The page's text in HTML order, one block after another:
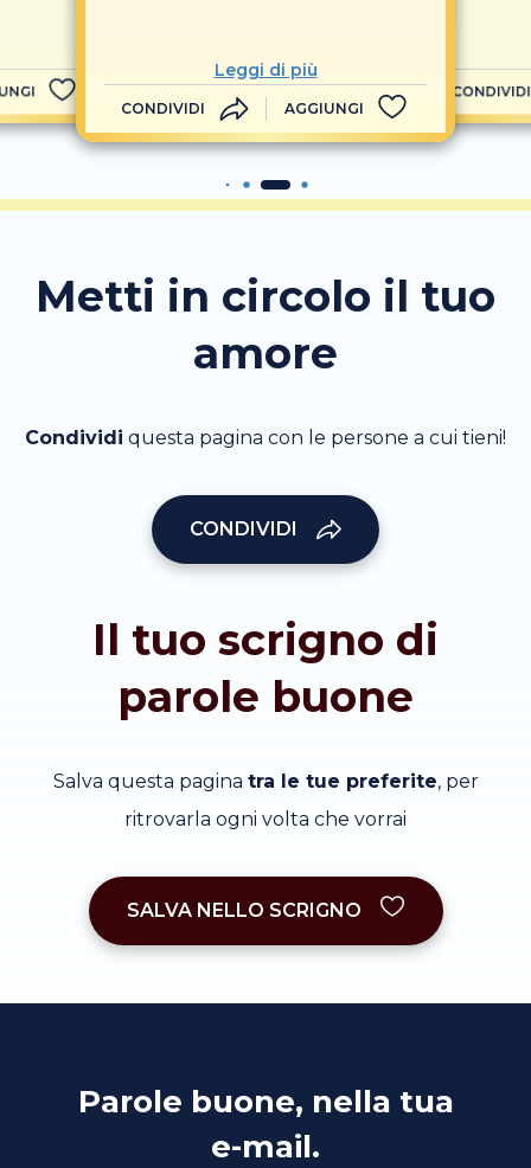
Leggi di più
CONDIVIDI AGGIUNGI
CONDIVIDI
Metti in circolo il tuo
amore
Condividi questa pagina con le persone a cui tieni!
CONDIVIDI
Il tuo scrigno di
parole buone
Salva questa pagina tra le tue preferite, per
ritrovarla ogni volta che vorrai
SALVA NELLO SCRIGNO
Parole buone, nella tua
e-mail.